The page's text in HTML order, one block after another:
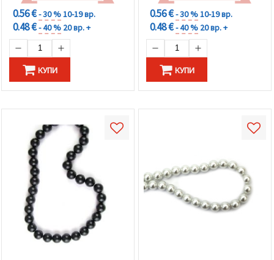
0.56 €- 30 %10-19 вр.
0.48 €- 40 % 20 вр. +
КУПИ
0.56 €- 30 %10-19 вр.
0.48 €- 40 % 20 вр. +
КУПИ